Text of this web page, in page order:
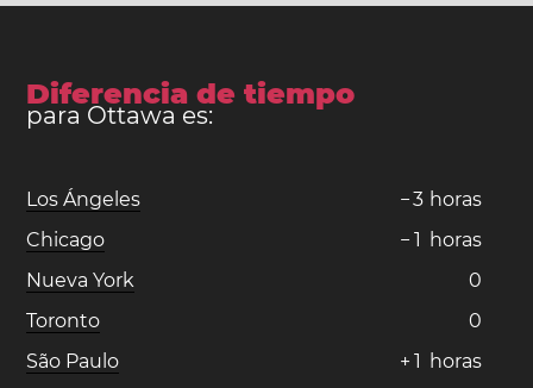
Diferencia de tiempo
para Ottawa es:
Los Ángeles −3 horas
Chicago
− 1 horas
Nueva York
0
Toronto
0
São Paulo
+ 1 horas